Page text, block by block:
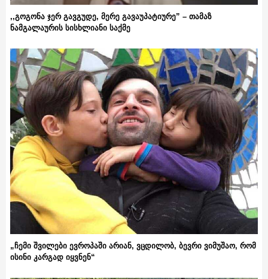
,,გოგონა ჯერ გავგუდე, მერე გავაუპატიურე” – თამაზ
ნამგალაურის სისხლიანი საქმე
„ჩემი შვილები ევროპაში არიან, ვცდილობ, ბევრი ვიმუშაო, რომ
ისინი კარგად იყვნენ“